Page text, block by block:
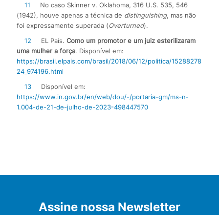
11
No caso Skinner v. Oklahoma, 316 U.S. 535, 546
(1942), houve apenas a técnica de distinguishing, mas não
foi expressamente superada (Overturned).
12
EL País. Como um promotor e um juiz esterilizaram
uma mulher a força. Disponível em:
https://brasil.elpais.com/brasil/2018/06/12/politica/15288278
24_974196.html
13
Disponível em:
https://www.in.gov.br/en/web/dou/-/portaria-gm/ms-n-
1.004-de-21-de-julho-de-2023-498447570
Assine nossa Newsletter